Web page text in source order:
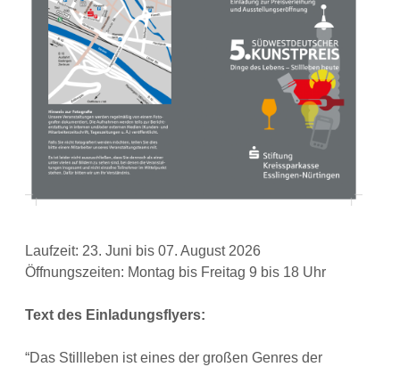
Laufzeit: 23. Juni bis 07. August 2026
Öffnungszeiten: Montag bis Freitag 9 bis 18 Uhr
Text des Einladungsflyers:
“Das Stillleben ist eines der großen Genres der